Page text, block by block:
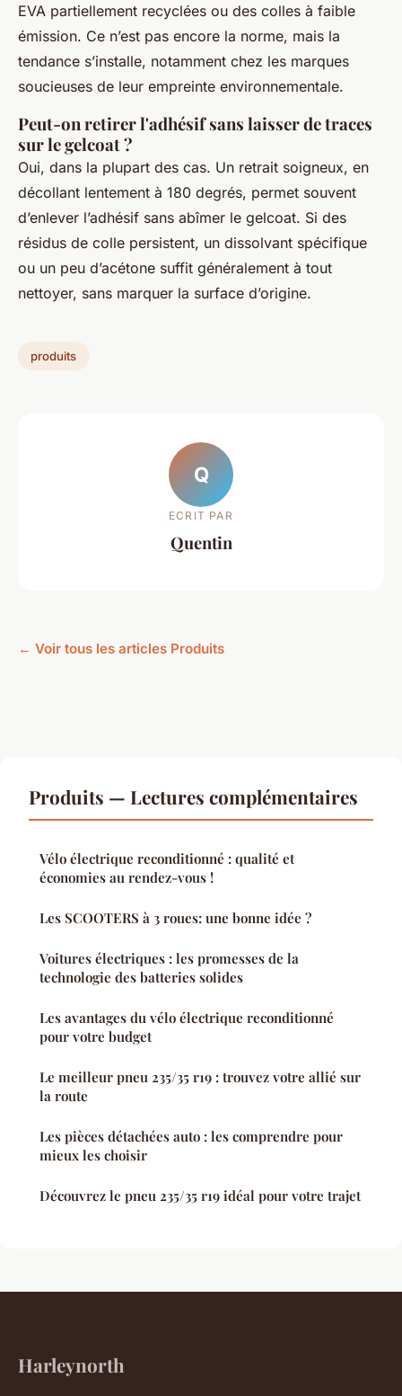
EVA partiellement recyclées ou des colles à faible
émission. Ce n’est pas encore la norme, mais la
tendance s’installe, notamment chez les marques
soucieuses de leur empreinte environnementale.
Peut-on retirer l'adhésif sans laisser de traces
sur le gelcoat ?
Oui, dans la plupart des cas. Un retrait soigneux, en
décollant lentement à 180 degrés, permet souvent
d’enlever l’adhésif sans abîmer le gelcoat. Si des
résidus de colle persistent, un dissolvant spécifique
ou un peu d’acétone suffit généralement à tout
nettoyer, sans marquer la surface d’origine.
produits
Q
ECRIT PAR
Quentin
← Voir tous les articles Produits
Produits — Lectures complémentaires
Vélo électrique reconditionné : qualité et
économies au rendez-vous !
Les SCOOTERS à 3 roues: une bonne idée ?
Voitures électriques : les promesses de la
technologie des batteries solides
Les avantages du vélo électrique reconditionné
pour votre budget
Le meilleur pneu 235/35 r19 : trouvez votre allié sur
la route
Les pièces détachées auto : les comprendre pour
mieux les choisir
Découvrez le pneu 235/35 r19 idéal pour votre trajet
Harleynorth